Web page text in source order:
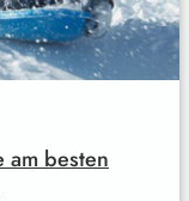
am besten